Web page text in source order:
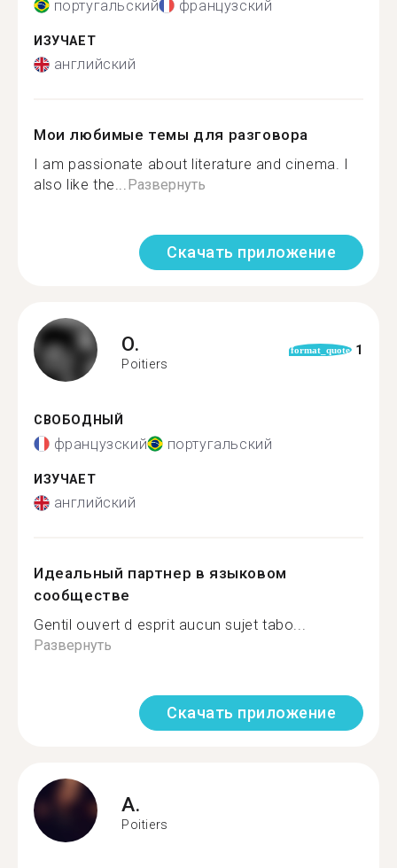
португальский французский
ИЗУЧАЕТ
английский
Мои любимые темы для разговора
I am passionate about literature and cinema. I
also like the...Развернуть
Скачать приложение
O.
Poitiers
format_quote 1
СВОБОДНЫЙ
французский португальский
ИЗУЧАЕТ
английский
Идеальный партнер в языковом
сообществе
Gentil ouvert d esprit aucun sujet tabo...
Развернуть
Скачать приложение
A.
Poitiers